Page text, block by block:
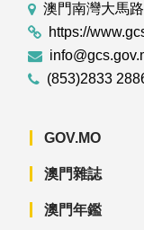
澳門南灣大馬
https://
(853)2833
GOV.MO
澳門雜誌
澳門年鑑